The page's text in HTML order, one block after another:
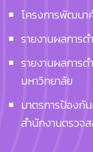
โครงการพัฒนา
รายงานผลการด
รายงานผลการ
มหาวิทยาลัย
มาตรการป้องกั
สำนักงานตรวจ